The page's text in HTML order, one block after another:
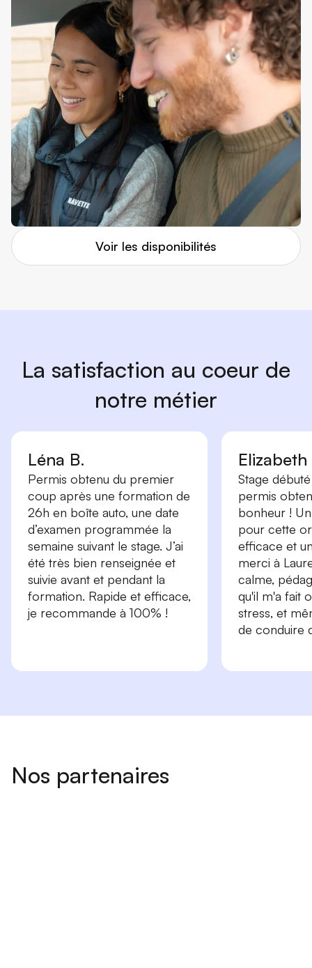
Voir les disponibilités
La satisfaction au coeur de
notre métier
Léna B.
Permis obtenu du premier
coup après une formation de
26h en boîte auto, une date
d’examen programmée la
semaine suivant le stage. J’ai
été très bien renseignée et
suivie avant et pendant la
formation. Rapide et efficace,
je recommande à 100% !
Elizabeth
Stage
permis
bonheur !
pour cette
efficace et
merci à
calme,
qu'il m'a fait
stress, et
de conduire
Nos partenaires